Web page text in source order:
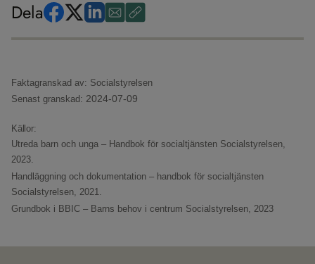
Dela
Faktagranskad av: Socialstyrelsen
Senast granskad: 2024-07-09
Källor:
Utreda barn och unga – Handbok för socialtjänsten Socialstyrelsen,
2023.
Handläggning och dokumentation – handbok för socialtjänsten
Socialstyrelsen, 2021.
Grundbok i BBIC – Barns behov i centrum Socialstyrelsen, 2023